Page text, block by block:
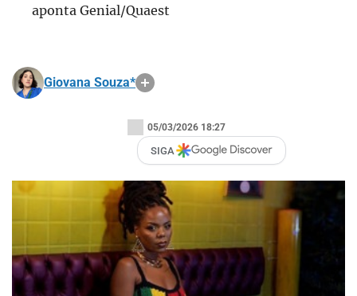
aponta Genial/Quaest
Giovana Souza*
05/03/2026 18:27
SIGA